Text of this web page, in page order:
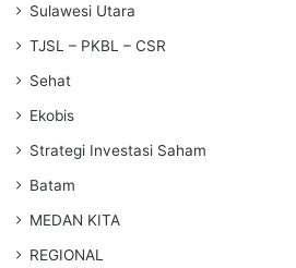
Sulawesi Utara
TJSL – PKBL – CSR
Sehat
Ekobis
Strategi Investasi Saham
Batam
MEDAN KITA
REGIONAL